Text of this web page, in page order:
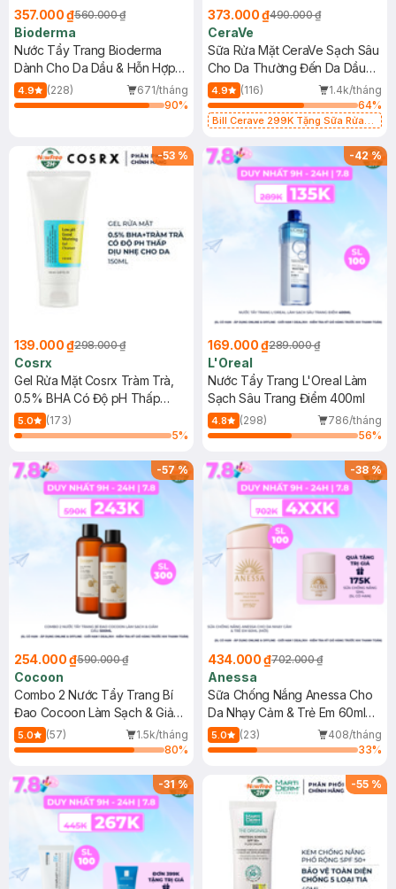
357.000 ₫560.000 ₫
Bioderma
Nước Tẩy Trang Bioderma
Dành Cho Da Dầu & Hỗn Hợp
500ml
4.9 (228)
671/tháng
90%
373.000 ₫490.000 ₫
CeraVe
Sữa Rửa Mặt CeraVe Sạch Sâu
Cho Da Thường Đến Da Dầu
473ml
4.9 (116)
1.4k/tháng
64%
Bill Cerave 299K Tặng Sữa Rửa
-53 %
139.000 ₫298.000 ₫
Cosrx
Gel Rửa Mặt Cosrx Tràm Trà,
0.5% BHA Có Độ pH Thấp
150ml
5.0
(173)
5%
-42%
169.000 ₫289.000 ₫
L'Oreal
Nước Tẩy Trang L'Oreal Làm
Sạch Sâu Trang Điểm 400ml
4.8 (298)
786/tháng
56%
-57%
254.000 ₫590.000 ₫
Cocoon
Combo 2 Nước Tẩy Trang Bí
Đao Cocoon Làm Sạch & Giảm
Dầu 500ml
5.0 (57)
1.5k/tháng
80%
-38%
434.000 ₫702.000 ₫
Anessa
Sữa Chống Nắng Anessa Cho
Da Nhạy Cảm & Trẻ Em 60ml
(Mới)
5.0 (23)
408/tháng
33%
-31% -55 %